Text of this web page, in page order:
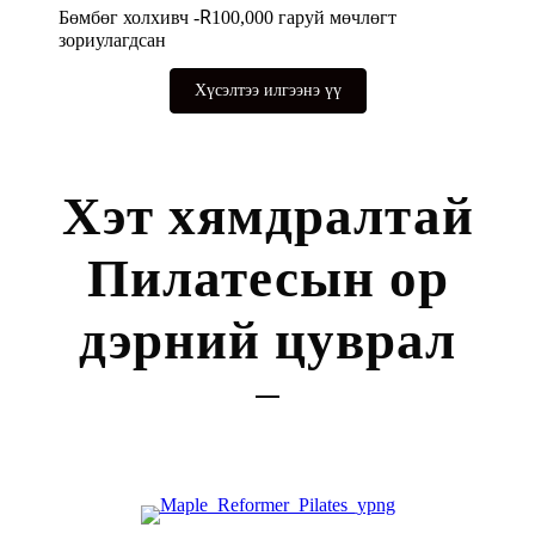
Бөмбөг холхивч -R100,000 гаруй мөчлөгт
зориулагдсан
Хүсэлтээ илгээнэ үү
Хэт хямдралтай
Пилатесын ор
дэрний цуврал